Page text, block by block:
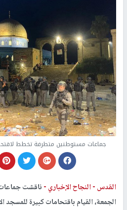
جماعات مستوطنين متطرفة تخطط
القدس -النجاح الإخباري -ناقشت
الجمعة، القيام باقتحامات كبيرة